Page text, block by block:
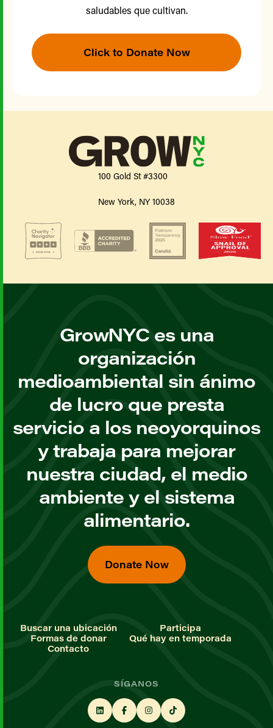
saludables que cultivan.
Click to Donate Now
100 Gold St #3300
New York, NY 10038
GrowNYC es una
organización
medioambiental sin ánimo
de lucro que presta
servicio a los neoyorquinos
y trabaja para mejorar
nuestra ciudad, el medio
ambiente y el sistema
alimentario.
Donate Now
Buscar una ubicación
Participa
Formas de donar
Qué hay en temporada
Contacto
SÍGANOS